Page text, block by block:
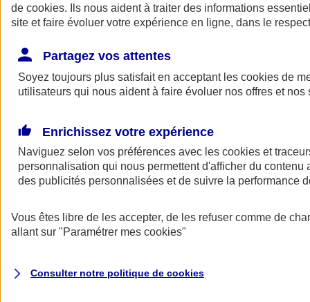
AXA Assurance
de cookies. Ils nous aident à traiter des informations
site et faire évoluer votre expérience en ligne, dans le
Partagez vos attentes
Soyez toujours plus satisfait en acceptant les cookies de
utilisateurs qui nous aident à faire évoluer nos offres et nos
Enrichissez votre expérience
Naviguez selon vos préférences avec les cookies et
personnalisation qui nous permettent d'afficher du contenu
des publicités personnalisées et de suivre la performance
Vous êtes libre de les accepter, de les refuser comme de
allant sur "Paramétrer mes cookies"
Consulter notre politique de cookies